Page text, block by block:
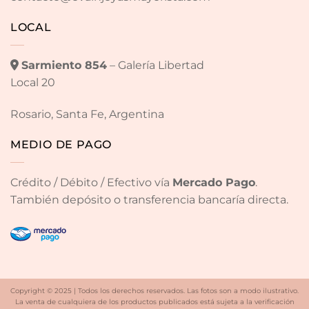
LOCAL
Sarmiento 854– Galería Libertad
Local 20
Rosario, Santa Fe, Argentina
MEDIO DE PAGO
Crédito / Débito / Efectivo vía Mercado Pago.
También depósito o transferencia bancaría directa.
Copyright © 2025 | Todos los derechos reservados. Las fotos son a modo ilustrativo.
La venta de cualquiera de los productos publicados está sujeta a la verificación